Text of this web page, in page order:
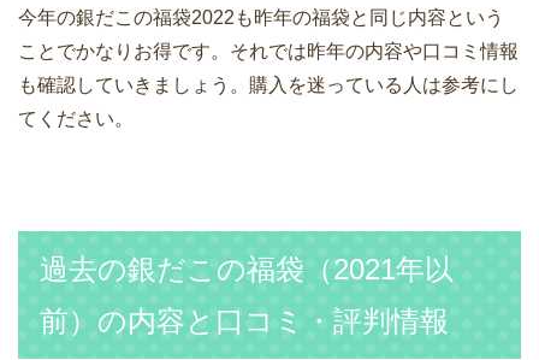
今年の銀だこの福袋2022も昨年の福袋と同じ内容という
ことでかなりお得です。それでは昨年の内容や口コミ情報
も確認していきましょう。購入を迷っている人は参考にし
てください。
過去の銀だこの福袋（2021年以
前）の内容と口コミ・評判情報